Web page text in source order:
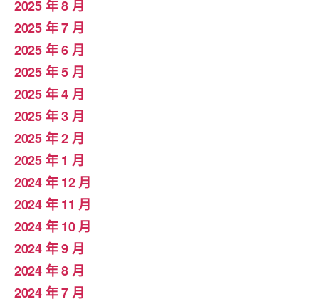
2025 年 8 月
2025 年 7 月
2025 年 6 月
2025 年 5 月
2025 年 4 月
2025 年 3 月
2025 年 2 月
2025 年 1 月
2024 年 12 月
2024 年 11 月
2024 年 10 月
2024 年 9 月
2024 年 8 月
2024 年 7 月